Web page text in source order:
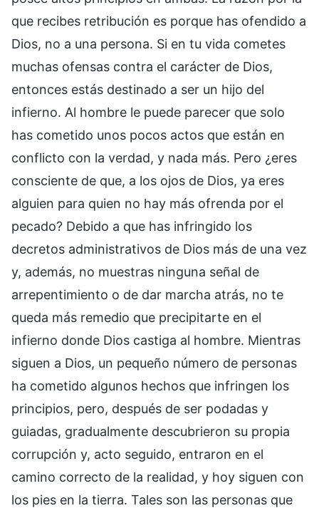
que recibes retribución es porque has ofendido a
Dios, no a una persona. Si en tu vida cometes
muchas ofensas contra el carácter de Dios,
entonces estás destinado a ser un hijo del
infierno. Al hombre le puede parecer que solo
has cometido unos pocos actos que están en
conflicto con la verdad, y nada más. Pero ¿eres
consciente de que, a los ojos de Dios, ya eres
alguien para quien no hay más ofrenda por el
pecado? Debido a que has infringido los
decretos administrativos de Dios más de una vez
y, además, no muestras ninguna señal de
arrepentimiento o de dar marcha atrás, no te
queda más remedio que precipitarte en el
infierno donde Dios castiga al hombre. Mientras
siguen a Dios, un pequeño número de personas
ha cometido algunos hechos que infringen los
principios, pero, después de ser podadas y
guiadas, gradualmente descubrieron su propia
corrupción y, acto seguido, entraron en el
camino correcto de la realidad, y hoy siguen con
los pies en la tierra. Tales son las personas que